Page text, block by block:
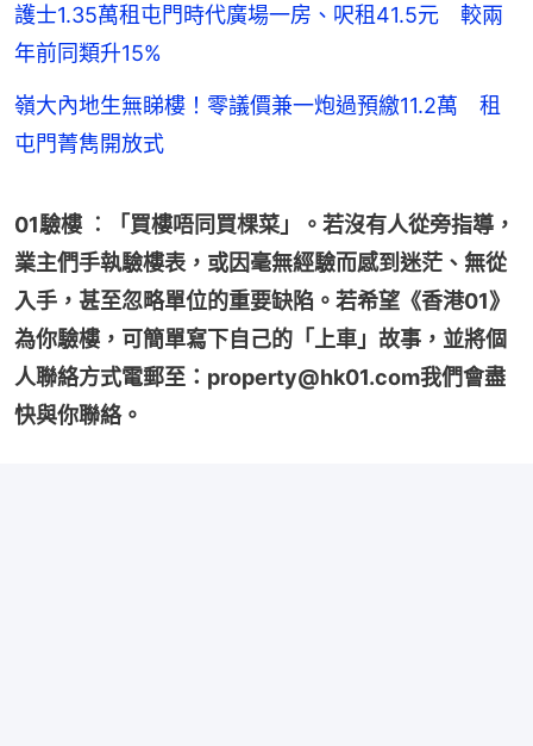
護士1.35萬租屯門時代廣場一房、呎租41.5元 較兩
年前同類升15%
嶺大內地生無睇樓！零議價兼一炮過預繳11.2萬 租
屯門菁雋開放式
01驗樓 ︰「買樓唔同買棵菜」。若沒有人從旁指導，
業主們手執驗樓表，或因毫無經驗而感到迷茫、無從
入手，甚至忽略單位的重要缺陷。若希望《香港01》
為你驗樓，可簡單寫下自己的「上車」故事，並將個
人聯絡方式電郵至：property@hk01.com我們會盡
快與你聯絡。